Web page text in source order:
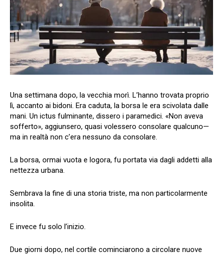
Una settimana dopo, la vecchia morì. L’hanno trovata proprio
lì, accanto ai bidoni. Era caduta, la borsa le era scivolata dalle
mani. Un ictus fulminante, dissero i paramedici. «Non aveva
sofferto», aggiunsero, quasi volessero consolare qualcuno—
ma in realtà non c’era nessuno da consolare.
La borsa, ormai vuota e logora, fu portata via dagli addetti alla
nettezza urbana.
Sembrava la fine di una storia triste, ma non particolarmente
insolita.
E invece fu solo l’inizio.
Due giorni dopo, nel cortile cominciarono a circolare nuove